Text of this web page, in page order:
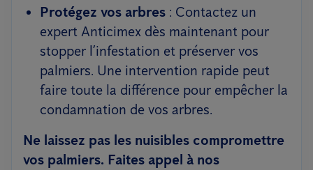
Protégez vos arbres : Contactez un
expert Anticimex dès maintenant pour
stopper l’infestation et préserver vos
palmiers. Une intervention rapide peut
faire toute la différence pour empêcher la
condamnation de vos arbres.
Ne laissez pas les nuisibles compromettre
vos palmiers. Faites appel à nos